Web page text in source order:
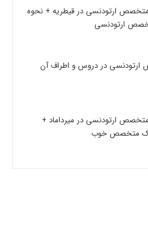
ارتودنسی در قیطریه + نحوه
ارتودنسی
در دروس و اطراف آن
ارتودنسی در میرداماد +
یک متخصص خوب